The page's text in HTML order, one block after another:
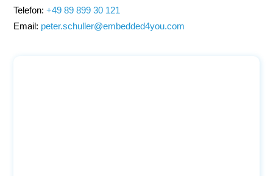
Telefon:+49 89 899 30 121
Email: peter.schuller@embedded4you.com